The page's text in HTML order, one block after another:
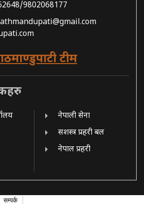
9802068177
टीम
नेपाली सेना
सशस्त्र प्रहरी बल
नेपाल प्रहरी
सम्पर्क